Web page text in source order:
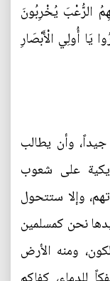
الرُّعْبَ يُخْرِبُونَ
يَا أُولِي الْأَبْصَارِ
وأن يطالب
على شعوب
وإلا ستتحول
نحن كمسلمين
ومنه الأرض